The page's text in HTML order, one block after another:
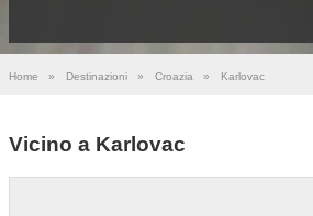
Home » Destinazioni » Croazia » Karlovac
Vicino a Karlovac